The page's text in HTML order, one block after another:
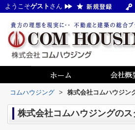
ようこそゲスト さん
コムハウジング > 株式会社コムハウジン
株式会社コムハウジングの